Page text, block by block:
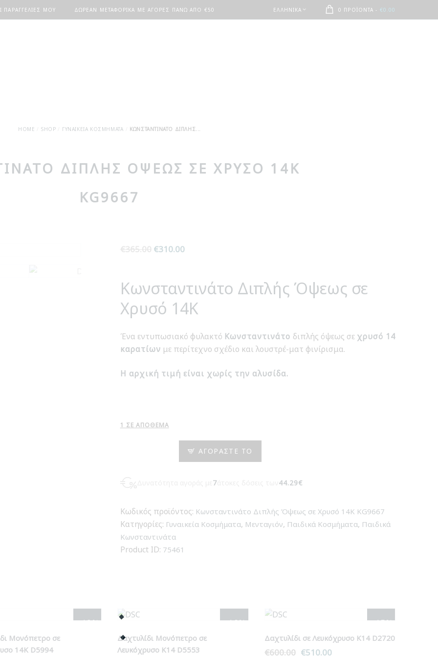
ΠΑΡΑΓΓΕΛΊΕΣ ΜΟΥ ΔΩΡΕΆΝ ΜΕΤΑΦΟΡΙΚΆ ΜΕ ΑΓΟΡΈΣ ΠΆΝΩ ΑΠΟ €50 ΕΛΛΗΝΙΚΆ 0 ΠΡΟΪΌΝΤΑ - €0.00
HOME SHOP ΓΥΝΑΙΚΕΊΑ ΚΟΣΜΉΜΑΤΑ ΚΩΝΣΤΑΝΤΙΝΆΤΟ ΔΙΠΛΉΣ...
ΔΙΠΛΉΣ ΌΨΕΩΣ ΣΕ ΧΡΥΣΌ 14Κ
KG9667
Original
€365.00.
€310.00Η
είναι:
€310.00.
Κωνσταντινάτο Διπλής Όψεως σε
Χρυσό 14Κ
Ένα εντυπωσιακό φυλακτό Κωνσταντινάτο διπλής όψεως σε χρυσό 14
καρατίων με περίτεχνο σχέδιο και λουστρέ-ματ φινίρισμα.
Η αρχική τιμή είναι χωρίς την αλυσίδα.
1 ΣΕ ΑΠΌΘΕΜΑ
14Κ
KG9667
ποσότητα
ΑΓΟΡΆΣΤΕ ΤΟ
7άτοκες δόσεις των 44.29€
Κωδικός προϊόντος: Κωνσταντινάτο Διπλής Όψεως σε Χρυσό 14Κ KG9667
Κατηγορίες: Γυναικεία Κοσμήματα, Μενταγιόν, Παιδικά Κοσμήματα, Παιδικά
Κωνσταντινάτα
Product ID: 75461
- 12%
Μονόπετρο σε
14Κ D5994
- 10%
Δαχτυλίδι Μονόπετρο σε
Λευκόχρυσο Κ14 D5553
- 15%
Δαχτυλίδι σε Λευκόχρυσο Κ14 D2720
€600.00 Original
€510.00Η